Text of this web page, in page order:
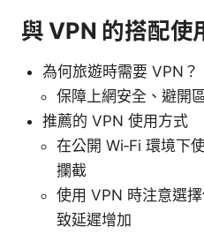
與 VPN 的搭配使
為何旅遊時需要 VPN？
保障上網安全、避開
推薦的 VPN 使用方式
在公開 Wi‑Fi 環境下
攔截
使用 VPN 時注意選
致延遲增加